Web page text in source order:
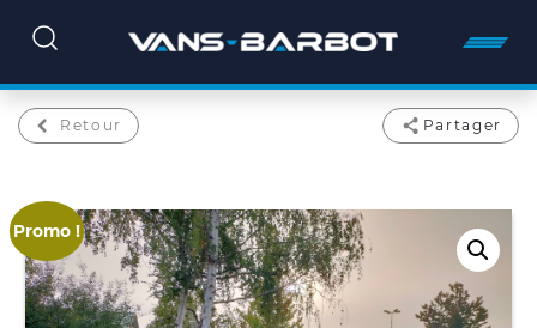
Promo !
Retour Partager